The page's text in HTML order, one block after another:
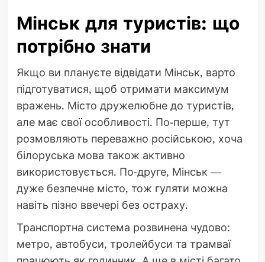
Мінськ для туристів: що
потрібно знати
Якщо ви плануєте відвідати Мінськ, варто
підготуватися, щоб отримати максимум
вражень. Місто дружелюбне до туристів,
але має свої особливості. По-перше, тут
розмовляють переважно російською, хоча
білоруська мова також активно
використовується. По-друге, Мінськ —
дуже безпечне місто, тож гуляти можна
навіть пізно ввечері без остраху.
Транспортна система розвинена чудово:
метро, автобуси, тролейбуси та трамваї